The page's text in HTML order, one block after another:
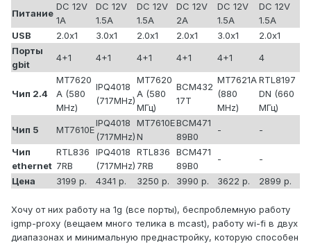
Питание
DC 12V
1A
DC 12V
1.5A
DC 12V
1.5A
DC 12V
2A
DC 12V
1.5A
DC 12V
1.5A
USB
2.0x1 3.0x1 2.0x1 2.0x1 3.0x1
2.0x1
Порты
gbit
4+1 4+1 4+1 4+1 4+1 4
Чип 2.4
MT7620
A (580
MHz)
IPQ4018
(717MHz)
MT7620
A (580
МГц)
BCM432
17T
MT7621A
(880
MHz)
RTL8197
DN (660
МГц)
Чип 5
MT7610E
IPQ4018
(717MHz)
MT7610E
N
BCM471
89B0
-
-
Чип
ethernet
RTL836
7RB
IPQ4018
(717MHz)
RTL836
7RB
BCM471
89B0
-
-
Цена
3199 р. 4341 р. 3250 р. 3990 р. 3622 р. 2899 р.
Хочу от них работу на 1g (все порты), беспроблемную работу
igmp-proxy (вещаем много телика в mcast), работу wi-fi в двух
диапазонах и минимальную преднастройку, которую способен